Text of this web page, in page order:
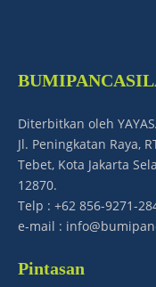
Diterbitkan oleh
Jl. Peningkatan Raya,
Tebet, Kota Jakarta
12870.
Telp : +62 856-9271-
e-mail :
Pintasan